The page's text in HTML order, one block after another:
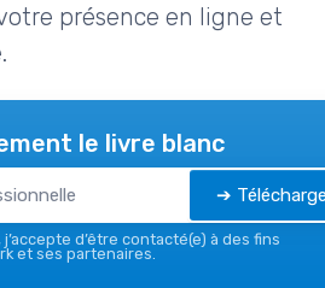
présence en ligne et
le livre blanc
➔
d’être contacté(e) à des fins
et ses partenaires.